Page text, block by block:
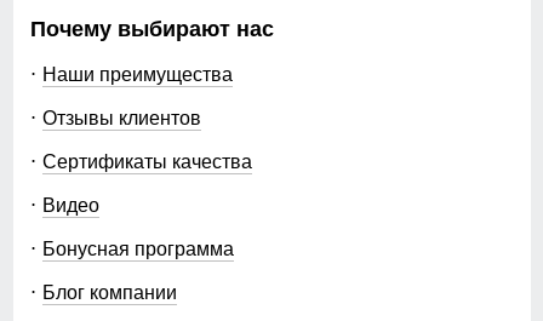
Почему выбирают нас
Наши преимущества
Отзывы клиентов
Сертификаты качества
Видео
Бонусная программа
Блог компании